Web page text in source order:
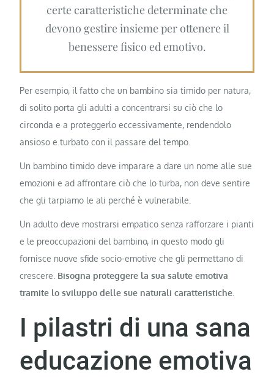
certe caratteristiche determinate che
devono gestire insieme per ottenere il
benessere fisico ed emotivo.
Per esempio, il fatto che un bambino sia timido per natura,
di solito porta gli adulti a concentrarsi su ciò che lo
circonda e a proteggerlo eccessivamente, rendendolo
ansioso e turbato con il passare del tempo.
Un bambino timido deve imparare a dare un nome alle sue
emozioni e ad affrontare ciò che lo turba, non deve sentire
che gli tarpiamo le ali perché è vulnerabile.
Un adulto deve mostrarsi empatico senza rafforzare i pianti
e le preoccupazioni del bambino, in questo modo gli
fornisce nuove sfide socio-emotive che gli permettano di
crescere. Bisogna proteggere la sua salute emotiva
tramite lo sviluppo delle sue naturali caratteristiche.
I pilastri di una sana
educazione emotiva